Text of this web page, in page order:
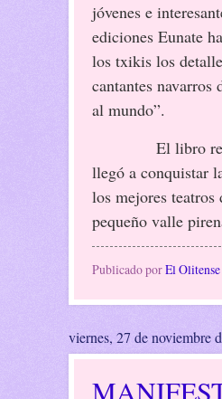
jóvenes e
ediciones Eunate
los txikis los
cantantes navarros
al mundo”.
El libro
llegó a conquistar
los mejores
pequeño valle
Publicado porEl Olitense
viernes, 27 de noviembre